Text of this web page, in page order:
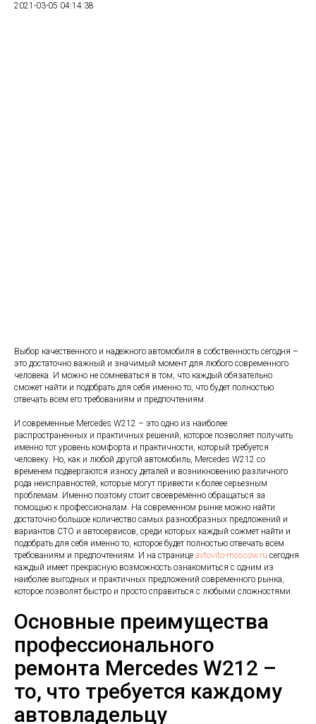
2021-03-05 04:14:38
Выбор качественного и надежного автомобиля в собственность сегодня –
это достаточно важный и значимый момент для любого современного
человека. И можно не сомневаться в том, что каждый обязательно
сможет найти и подобрать для себя именно то, что будет полностью
отвечать всем его требованиям и предпочтениям.
И современные Mercedes W212 – это одно из наиболее
распространенных и практичных решений, которое позволяет получить
именно тот уровень комфорта и практичности, который требуется
человеку. Но, как и любой другой автомобиль, Mercedes W212 со
временем подвергаются износу деталей и возникновению различного
рода неисправностей, которые могут привести к более серьезным
проблемам. Именно поэтому стоит своевременно обращаться за
помощью к профессионалам. На современном рынке можно найти
достаточно большое количество самых разнообразных предложений и
вариантов СТО и автосервисов, среди которых каждый сожмет найти и
подобрать для себя именно то, которое будет полностью отвечать всем
требованиям и предпочтениям. И на странице avtovito-moscow.ru сегодня
каждый имеет прекрасную возможность ознакомиться с одним из
наиболее выгодных и практичных предложений современного рынка,
которое позволят быстро и просто справиться с любыми сложностями.
Основные преимущества
профессионального
ремонта Mercedes W212 –
то, что требуется каждому
автовладельцу